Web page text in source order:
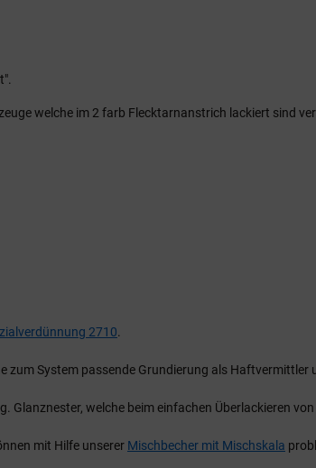
welche im 2 farb Flecktarnanstrich lackiert sind
2710.
System passende Grundierung als
welche beim einfachen Überlackieren
mit Hilfe unserer Mischbecher mit Mischskala